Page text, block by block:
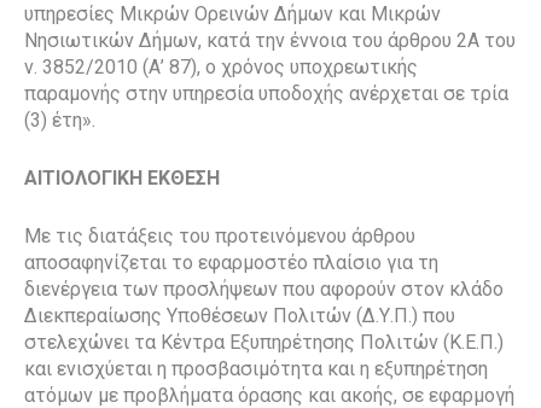
υπηρεσίες Μικρών Ορεινών Δήμων και Μικρών
Νησιωτικών Δήμων, κατά την έννοια του άρθρου 2Α του
ν. 3852/2010 (Α’ 87), ο χρόνος υποχρεωτικής
παραμονής στην υπηρεσία υποδοχής ανέρχεται σε τρία
(3) έτη».
ΑΙΤΙΟΛΟΓΙΚΗ ΕΚΘΕΣΗ
Με τις διατάξεις του προτεινόμενου άρθρου
αποσαφηνίζεται το εφαρμοστέο πλαίσιο για τη
διενέργεια των προσλήψεων που αφορούν στον κλάδο
Διεκπεραίωσης Υποθέσεων Πολιτών (Δ.Υ.Π.) που
στελεχώνει τα Κέντρα Εξυπηρέτησης Πολιτών (Κ.Ε.Π.)
και ενισχύεται η προσβασιμότητα και η εξυπηρέτηση
ατόμων με προβλήματα όρασης και ακοής, σε εφαρμογή